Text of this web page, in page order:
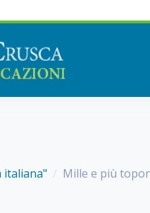
italiana" Mille e più